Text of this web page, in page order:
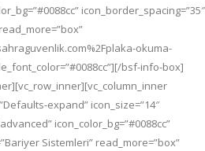
icon_border_spacing=”35″
okuma-
bsf-info-box]
expand” icon_size=”14″
icon_color_bg=”#0088cc”
Sistemleri” read_more=”box”